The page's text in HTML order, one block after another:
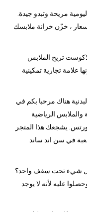
مريحة وتبدو جيدة.
، خزّن خزانة ملابسك
لاكوست تريح الملابس
علامة تجارية تمكينية
هناك مرحبا بكم في
والملابس الرياضية
يشجعك هذا المتجر
في سن اند ساند
شيء تحت سقف واحد؟
عليه لأنه لا يوجد